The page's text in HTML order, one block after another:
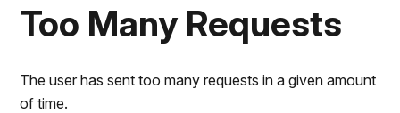
€108.50.
€107.89.
Too Many Requests
The user has sent too many requests in a given amount
of time.